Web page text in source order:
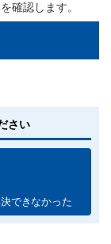
確認します。
さい
できなかった